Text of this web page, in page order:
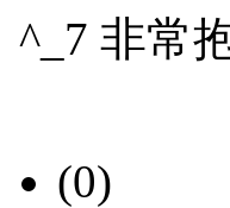
^_7 非常
(0)